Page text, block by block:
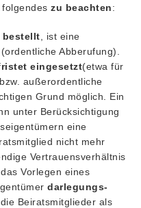
zu beachten:
bestellt , ist eine
Abberufung).
eingesetzt(etwa für
außerordentliche
Grund möglich. Ein
unter Berücksichtigung
eine
nicht mehr
Vertrauensverhältnis
Vorlegen eines
darlegungs-
die Beiratsmitglieder als